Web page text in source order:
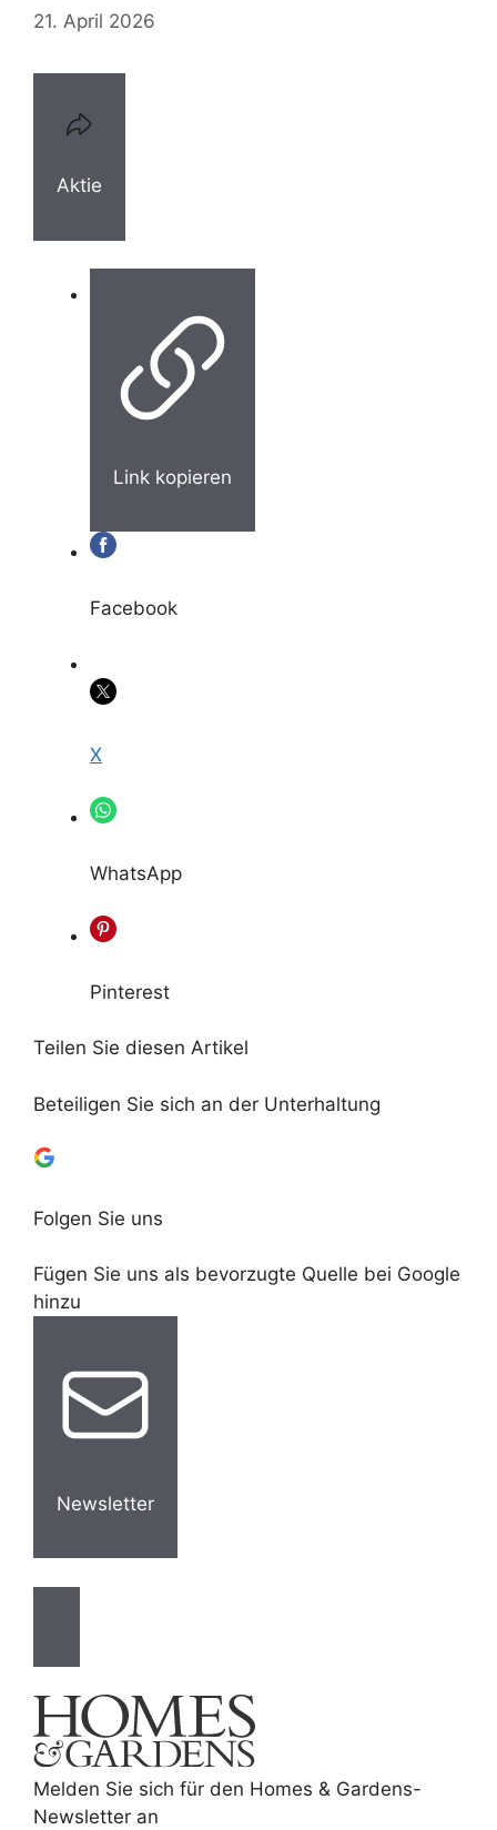
21. April 2026
Aktie
Link kopieren
Facebook
X
WhatsApp
Pinterest
Teilen Sie diesen Artikel
Beteiligen Sie sich an der Unterhaltung
Folgen Sie uns
Fügen Sie uns als bevorzugte Quelle bei Google
hinzu
Newsletter
Melden Sie sich für den Homes & Gardens-
Newsletter an